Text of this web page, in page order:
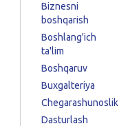
Biznesni
boshqarish
Boshlang'ich
ta'lim
Boshqaruv
Buxgalteriya
Chegarashunoslik
Dasturlash